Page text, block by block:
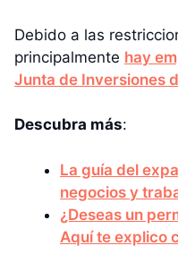
Debido a las
principalmente hay
Junta de Inversiones
Descubra más:
La guía del
negocios y
¿Deseas un
Aquí te explico